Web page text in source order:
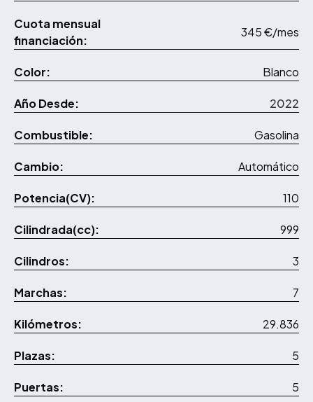
Cuota mensual
financiación:
345 €/mes
Color: Blanco
Año Desde: 2022
Combustible: Gasolina
Cambio: Automático
Potencia(CV): 110
Cilindrada(cc): 999
Cilindros: 3
Marchas: 7
Kilómetros: 29.836
Plazas: 5
Puertas: 5